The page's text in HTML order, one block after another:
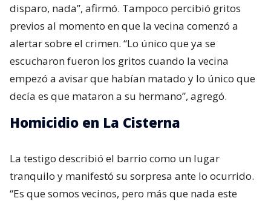
disparo, nada”, afirmó. Tampoco percibió gritos
previos al momento en que la vecina comenzó a
alertar sobre el crimen. “Lo único que ya se
escucharon fueron los gritos cuando la vecina
empezó a avisar que habían matado y lo único que
decía es que mataron a su hermano”, agregó.
Homicidio en La Cisterna
La testigo describió el barrio como un lugar
tranquilo y manifestó su sorpresa ante lo ocurrido.
“Es que somos vecinos, pero más que nada este